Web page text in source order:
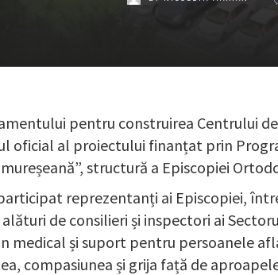
pentru construirea Centrului
oficial al proiectului finanțat prin
structură a Episcopiei
reprezentanți ai Episcopiei,
alături de consilieri și inspectori ai
medical și suport pentru persoanele
compasiunea și grija față de